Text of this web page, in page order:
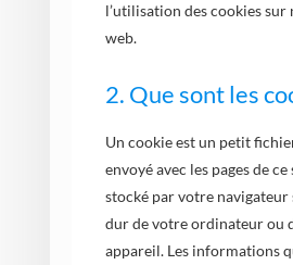
l’utilisation des cookies sur
web.
2. Que sont les
Un cookie est un petit
envoyé avec les pages de
stocké par votre navigateur
dur de votre ordinateur ou
appareil. Les informations